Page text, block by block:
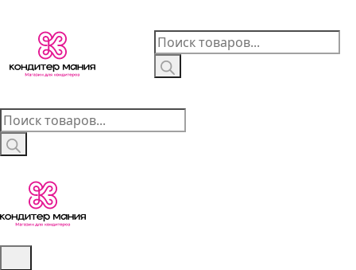
content
Поиск
товаров
Поиск
товаров